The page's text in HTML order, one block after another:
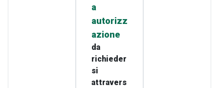
a
autorizz
azione
da
richieder
si
attravers